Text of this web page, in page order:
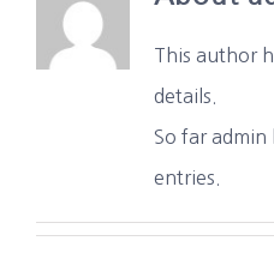
This author
details.
So far admin
entries.